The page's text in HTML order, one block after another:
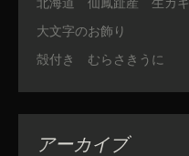
大文字のお飾り
殻付き むらさきうに
アーカイブ